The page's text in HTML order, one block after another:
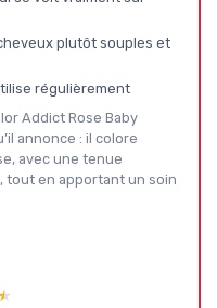
plutôt souples et
régulièrement
Addict Rose Baby
annonce : il colore
avec une tenue
tout en apportant un soin